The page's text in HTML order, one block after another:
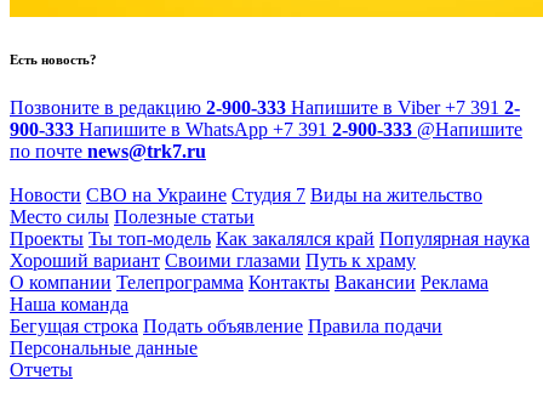
Есть новость?
Позвоните в редакцию 2-900-333 Напишите в Viber +7 391 2-
900-333 Напишите в WhatsApp +7 391 2-900-333 @Напишите
по почте news@trk7.ru
Новости СВО на Украине Студия 7 Виды на жительство
Место силы Полезные статьи
Проекты Ты топ-модель Как закалялся край Популярная наука
Хороший вариант Своими глазами Путь к храму
О компании Телепрограмма Контакты Вакансии Реклама
Наша команда
Бегущая строка Подать объявление Правила подачи
Персональные данные
Отчеты